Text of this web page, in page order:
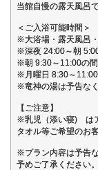
当館自慢の露天風呂
＜ご入浴可能時間＞
※大浴場・露天風呂
※深夜 24:00～朝
※朝 9:30～11:00の間
※月曜日 8:30～11:00
※竜神の湯は予告な
【ご注意】
※乳児（添い寝) は
タオル等ご希望のお
※プラン内容は予告
予めご了承ください。